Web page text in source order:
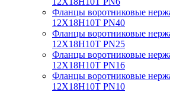
Фланцы воротниковые
12Х18Н10Т PN40
Фланцы воротниковые
12Х18Н10Т PN25
Фланцы воротниковые
12Х18Н10Т PN16
Фланцы воротниковые
12Х18Н10Т PN10